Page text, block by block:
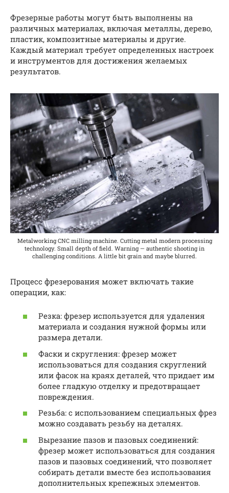
Фрезерные работы могут быть выполнены на
различных материалах, включая металлы, дерево,
пластик, композитные материалы и другие.
Каждый материал требует определенных настроек
и инструментов для достижения желаемых
результатов.
Metalworking CNC milling machine. Cutting metal modern processing
technology. Small depth of field. Warning — authentic shooting in
challenging conditions. A little bit grain and maybe blurred.
Процесс фрезерования может включать такие
операции, как:
Резка: фрезер используется для удаления
материала и создания нужной формы или
размера детали.
Фаски и скругления: фрезер может
использоваться для создания скруглений
или фасок на краях деталей, что придает им
более гладкую отделку и предотвращает
повреждения.
Резьба: с использованием специальных фрез
можно создавать резьбу на деталях.
Вырезание пазов и пазовых соединений:
фрезер может использоваться для создания
пазов и пазовых соединений, что позволяет
собирать детали вместе без использования
дополнительных крепежных элементов.